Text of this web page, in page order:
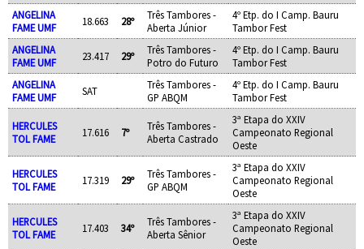
ANGELINA
FAME UMF
18.663 28º
Três Tambores -
Aberta Júnior
4º Etp. do I Camp. Bauru
Tambor Fest
ANGELINA
FAME UMF
23.417 29º
Três Tambores -
Potro do Futuro
4º Etp. do I Camp. Bauru
Tambor Fest
ANGELINA
FAME UMF
SAT
Três Tambores -
GP ABQM
4º Etp. do I Camp. Bauru
Tambor Fest
HERCULES
TOL FAME
17.616 7º
Três Tambores -
Aberta Castrado
3ª Etapa do XXIV
Campeonato Regional
Oeste
HERCULES
TOL FAME
17.319 29º
Três Tambores -
GP ABQM
3ª Etapa do XXIV
Campeonato Regional
Oeste
HERCULES
TOL FAME
17.403 34º
Três Tambores -
Aberta Sênior
3ª Etapa do XXIV
Campeonato Regional
Oeste